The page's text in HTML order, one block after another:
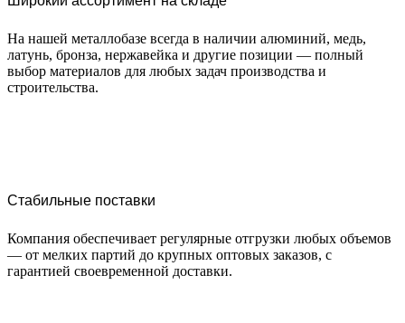
На нашей металлобазе всегда в наличии алюминий, медь,
латунь, бронза, нержавейка и другие позиции — полный
выбор материалов для любых задач производства и
строительства.
Стабильные поставки
Компания обеспечивает регулярные отгрузки любых объемов
— от мелких партий до крупных оптовых заказов, с
гарантией своевременной доставки.